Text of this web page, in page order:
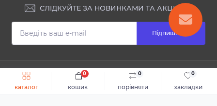
каталог порівняти
0
закладки
0
кошик
0
Швидке замовлення До кошика
СЛІДКУЙТЕ ЗА НОВИНКАМИ ТА АКЦІЯМИ:
Підпишіться
ІНФОРМАЦІЯ